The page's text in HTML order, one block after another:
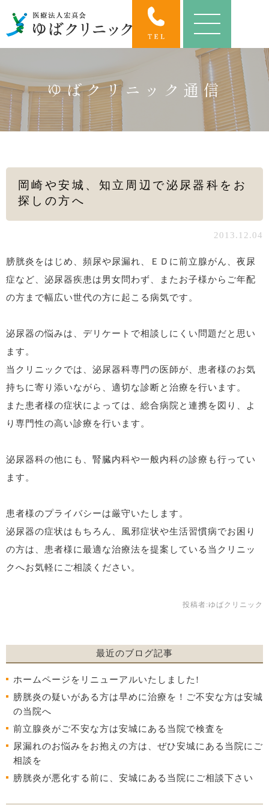
ゆばクリニック通信
岡崎や安城、知立周辺で泌尿器科をお
探しの方へ
2013.12.04
膀胱炎をはじめ、頻尿や尿漏れ、ＥＤに前立腺がん、夜尿
症など、泌尿器疾患は男女問わず、またお子様からご年配
の方まで幅広い世代の方に起こる病気です。
泌尿器の悩みは、デリケートで相談しにくい問題だと思い
ます。
当クリニックでは、泌尿器科専門の医師が、患者様のお気
持ちに寄り添いながら、適切な診断と治療を行います。
また患者様の症状によっては、総合病院と連携を図り、よ
り専門性の高い診療を行います。
泌尿器科の他にも、腎臓内科や一般内科の診療も行ってい
ます。
患者様のプライバシーは厳守いたします。
泌尿器の症状はもちろん、風邪症状や生活習慣病でお困り
の方は、患者様に最適な治療法を提案している当クリニッ
クへお気軽にご相談ください。
投稿者: ゆばクリニック
最近のブログ記事
ホームページをリニューアルいたしました!
膀胱炎の疑いがある方は早めに治療を！ご不安な方は安城
の当院へ
前立腺炎がご不安な方は安城にある当院で検査を
尿漏れのお悩みをお抱えの方は、ぜひ安城にある当院にご
相談を
膀胱炎が悪化する前に、安城にある当院にご相談下さい